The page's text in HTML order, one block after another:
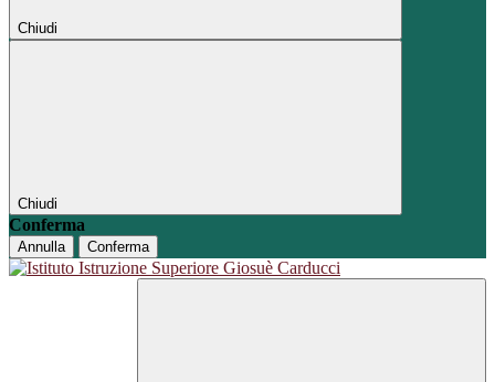
Chiudi
Chiudi
Conferma
Annulla Conferma